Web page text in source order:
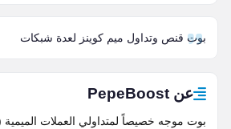
بوت قنص وتداول ميم كوينز لعدة شبكات
عن PepeBoost